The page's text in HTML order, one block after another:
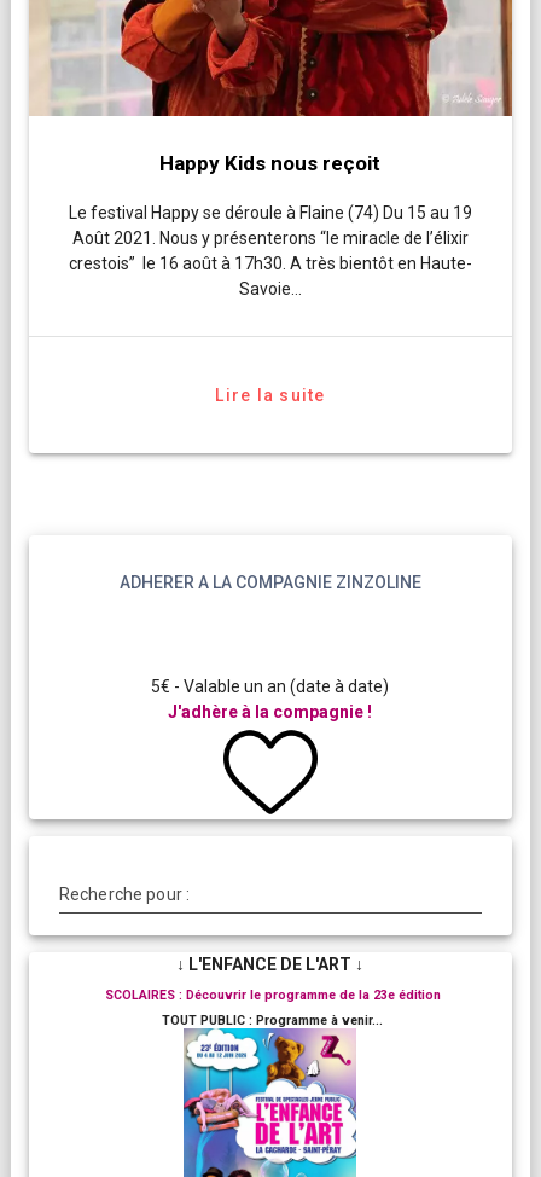
Happy Kids nous reçoit
Le festival Happy se déroule à Flaine (74) Du 15 au 19
Août 2021. Nous y présenterons “le miracle de l’élixir
crestois” le 16 août à 17h30. A très bientôt en Haute-
Savoie…
Lire la suite
ADHERER A LA COMPAGNIE ZINZOLINE
5€ - Valable un an (date à date)
J'adhère à la compagnie !
Recherche pour :
↓ L'ENFANCE DE L'ART ↓
SCOLAIRES : Découvrir le programme de la 23e édition
TOUT PUBLIC : Programme à venir...